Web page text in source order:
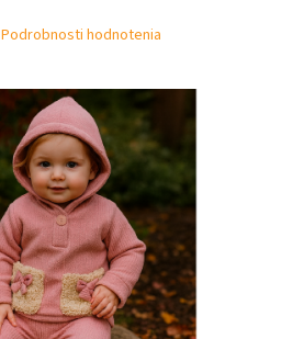
Podrobnosti hodnotenia